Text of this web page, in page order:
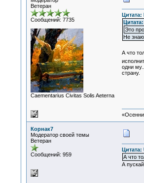
Ветеран
Сообщений: 7735
Сaementarius Civitas Solis Aeterna
Это
Не
А что
одни
страну.
Корнак7
Модератор своей темы
Ветеран
Сообщений: 959
А что
А